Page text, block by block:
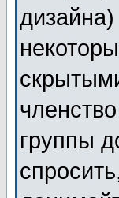
группы